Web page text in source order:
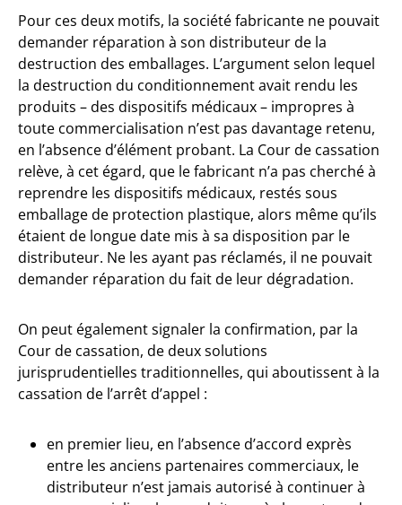
Pour ces deux motifs, la société fabricante ne pouvait
demander réparation à son distributeur de la
destruction des emballages. L’argument selon lequel
la destruction du conditionnement avait rendu les
produits – des dispositifs médicaux – impropres à
toute commercialisation n’est pas davantage retenu,
en l’absence d’élément probant. La Cour de cassation
relève, à cet égard, que le fabricant n’a pas cherché à
reprendre les dispositifs médicaux, restés sous
emballage de protection plastique, alors même qu’ils
étaient de longue date mis à sa disposition par le
distributeur. Ne les ayant pas réclamés, il ne pouvait
demander réparation du fait de leur dégradation.
On peut également signaler la confirmation, par la
Cour de cassation, de deux solutions
jurisprudentielles traditionnelles, qui aboutissent à la
cassation de l’arrêt d’appel :
en premier lieu, en l’absence d’accord exprès
entre les anciens partenaires commerciaux, le
distributeur n’est jamais autorisé à continuer à